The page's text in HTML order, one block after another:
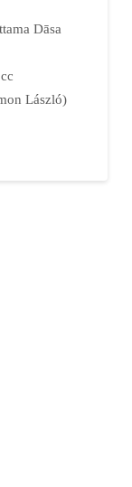
Dāsa
László)